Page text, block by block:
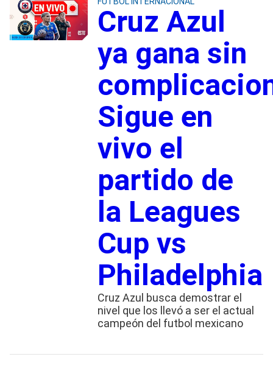
Cruz Azul
ya gana sin
Sigue en
vivo el
partido de
la Leagues
Cup vs
Philadelphia
Cruz Azul busca demostrar el
nivel que los llevó a ser el actual
campeón del futbol mexicano